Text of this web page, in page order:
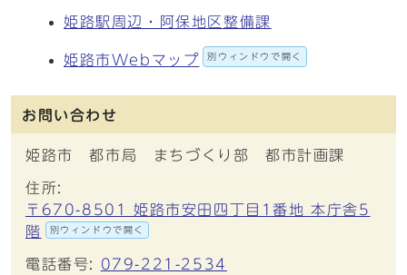
姫路駅周辺・阿保地区整備課
姫路市Webマップ 別ウィンドウで開く
お問い合わせ
姫路市 都市局 まちづくり部 都市計画課
住所:
〒670-8501 姫路市安田四丁目1番地 本庁舎5
階
別ウィンドウで開く
電話番号: 079-221-2534